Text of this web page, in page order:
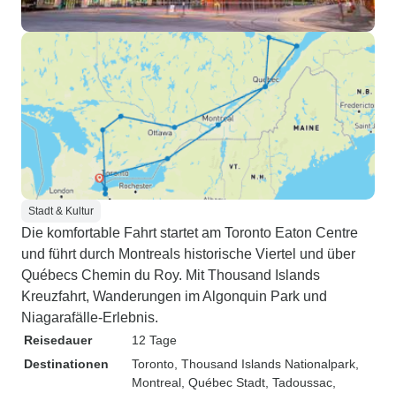
Stadt & Kultur
Die komfortable Fahrt startet am Toronto Eaton Centre
und führt durch Montreals historische Viertel und über
Québecs Chemin du Roy. Mit Thousand Islands
Kreuzfahrt, Wanderungen im Algonquin Park und
Niagarafälle-Erlebnis.
Reisedauer
12 Tage
Destinationen
Toronto , Thousand Islands Nationalpark
Montreal , Québec Stadt , Tadoussac